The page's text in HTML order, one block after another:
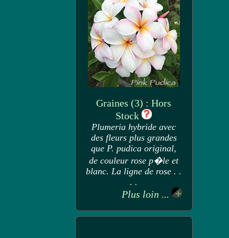
Graines (3) : Hors
Stock
Plumeria hybride avec
des fleurs plus grandes
que P. pudica original,
de couleur rose p�le et
blanc. La ligne de rose . .
. .
Plus loin ...